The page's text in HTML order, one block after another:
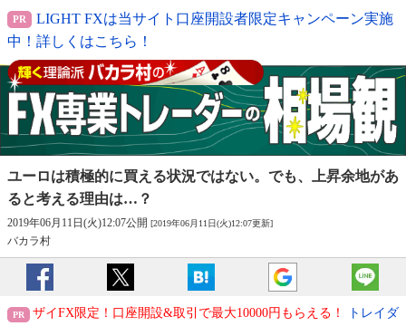
LIGHT FXは当サイト口座開設者限定キャンペーン実施
中！詳しくはこちら！
ユーロは積極的に買える状況ではない。 でも、上昇余地があ
ると考える理由は…？
2019年06月11日(火)12:07公開 [2019年06月11日(火)12:07更新]
バカラ村
ザイFX限定！口座開設&取引で最大10000円もらえる！
トレイダ